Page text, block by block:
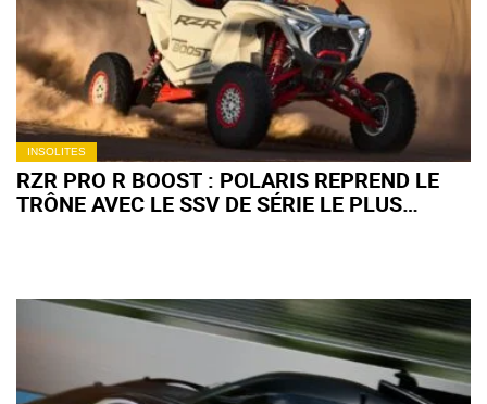
INSOLITES
RZR PRO R BOOST : POLARIS REPREND LE
TRÔNE AVEC LE SSV DE SÉRIE LE PLUS